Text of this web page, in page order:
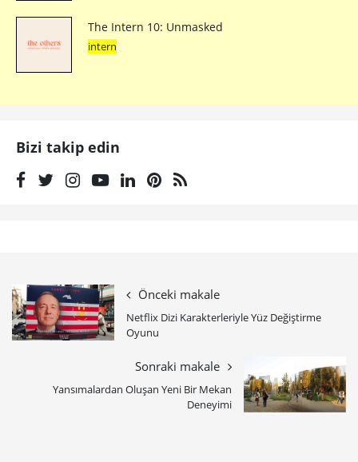
The Intern 10: Unmasked
intern
Bizi takip edin
Önceki makale
Netflix Dizi Karakterleriyle Yüz Değiştirme
Oyunu
Sonraki makale
Yansımalardan Oluşan Yeni Bir Mekan
Deneyimi